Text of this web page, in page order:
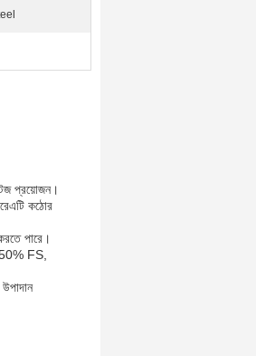
প্রয়োজন।
কঠোর
পারে।
FS,